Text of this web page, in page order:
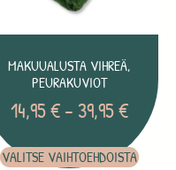
MAKUUALUSTA VIHREÄ,
PEURAKUVIOT
14,95€ – 39,95€
VALITSE VAIHTOEHDOISTA